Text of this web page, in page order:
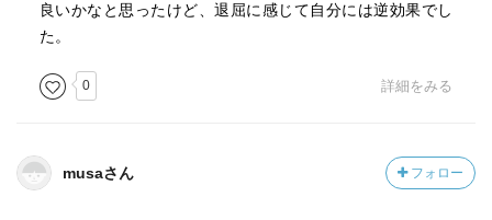
良いかなと思ったけど、退屈に感じて自分には逆効果でし
た。
0 詳細をみる
musaさん フォロー